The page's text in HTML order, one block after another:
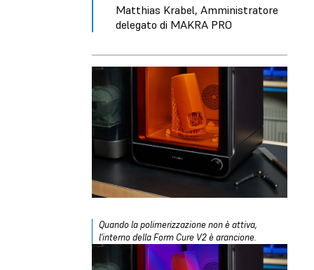
Matthias Krabel, Amministratore
delegato di MAKRA PRO
Quando la polimerizzazione non è attiva,
l'interno della Form Cure V2 è arancione.